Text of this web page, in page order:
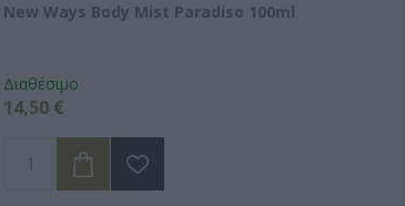
New Ways Body Mist Paradiso 100ml
Διαθέσιμο
14,50 €